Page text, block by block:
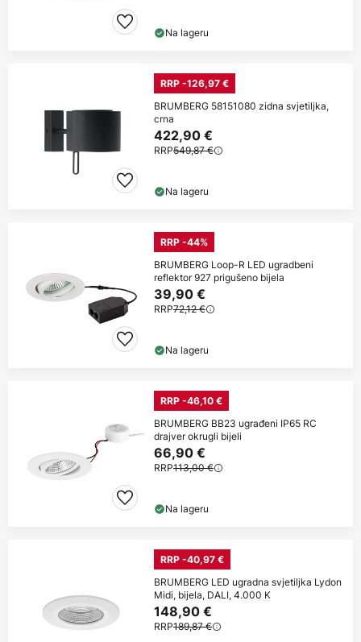
Na lageru
RRP -126,97 €
BRUMBERG 58151080 zidna svjetiljka,
crna
422,90 €
RRP549,87 €
Na lageru
RRP -44%
BRUMBERG Loop-R LED ugradbeni
reflektor 927 prigušeno bijela
39,90 €
RRP72,12 €
Na lageru
RRP -46,10 €
BRUMBERG BB23 ugrađeni IP65 RC
drajver okrugli bijeli
66,90 €
RRP113,00 €
Na lageru
RRP -40,97 €
BRUMBERG LED ugradna svjetiljka Lydon
Midi, bijela, DALI, 4.000 K
148,90 €
RRP189,87 €